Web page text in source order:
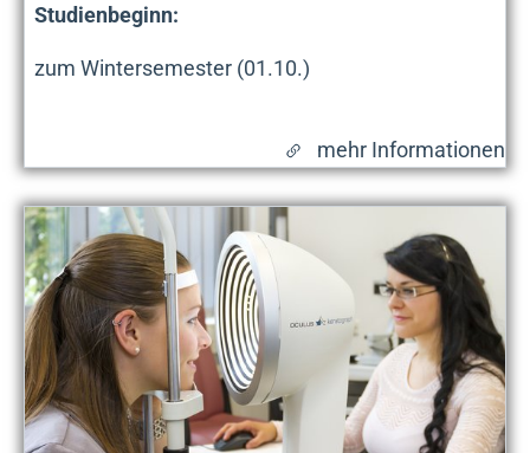
Studienbeginn:
zum Wintersemester (01.10.)
mehr Informationen